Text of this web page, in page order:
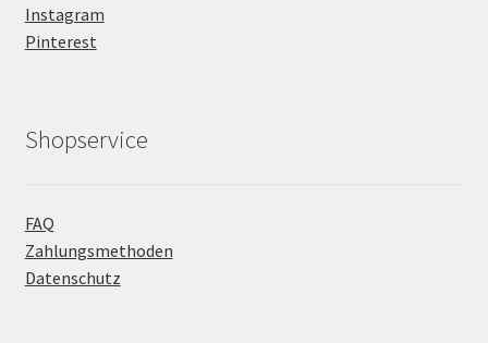
Instagram
Pinterest
Shopservice
FAQ
Zahlungsmethoden
Datenschutz